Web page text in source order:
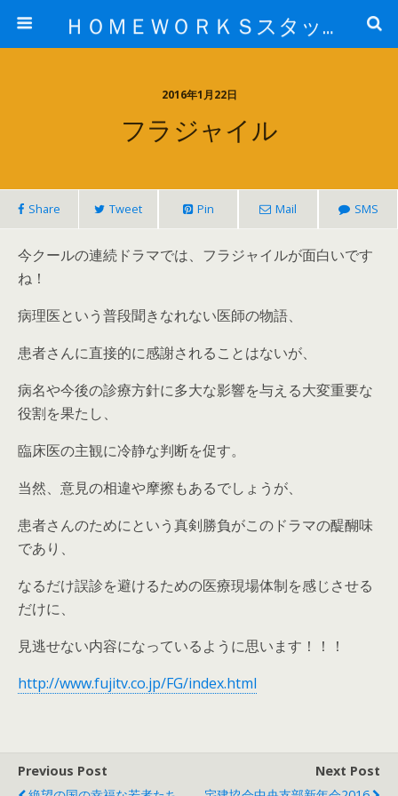
ＨＯＭＥＷＯＲＫＳスタッフ日記ブログ
2016年1月22日
フラジャイル
Share Tweet Pin Mail SMS
今クールの連続ドラマでは、フラジャイルが面白いです
ね！
病理医という普段聞きなれない医師の物語、
患者さんに直接的に感謝されることはないが、
病名や今後の診療方針に多大な影響を与える大変重要な
役割を果たし、
臨床医の主観に冷静な判断を促す。
当然、意見の相違や摩擦もあるでしょうが、
患者さんのためにという真剣勝負がこのドラマの醍醐味
であり、
なるだけ誤診を避けるための医療現場体制を感じさせる
だけに、
見逃せない内容になっているように思います！！！
http://www.fujitv.co.jp/FG/index.html
Previous Post
Next Post